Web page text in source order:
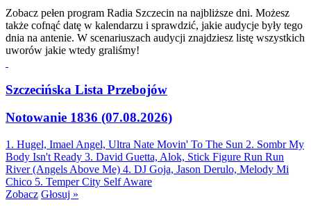
Zobacz pełen program Radia Szczecin na najbliższe dni. Możesz
także cofnąć datę w kalendarzu i sprawdzić, jakie audycje były tego
dnia na antenie. W scenariuszach audycji znajdziesz listę wszystkich
uworów jakie wtedy graliśmy!
Szczecińska Lista Przebojów
Notowanie 1836 (07.08.2026)
1. Hugel, Imael Angel, Ultra Nate Movin' To The Sun 2. Sombr My
Body Isn't Ready 3. David Guetta, Alok, Stick Figure Run Run
River (Angels Above Me) 4. DJ Goja, Jason Derulo, Melody Mi
Chico 5. Temper City Self Aware
Zobacz Głosuj »